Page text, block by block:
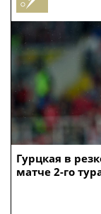
Гурцкая в
матче 2-го